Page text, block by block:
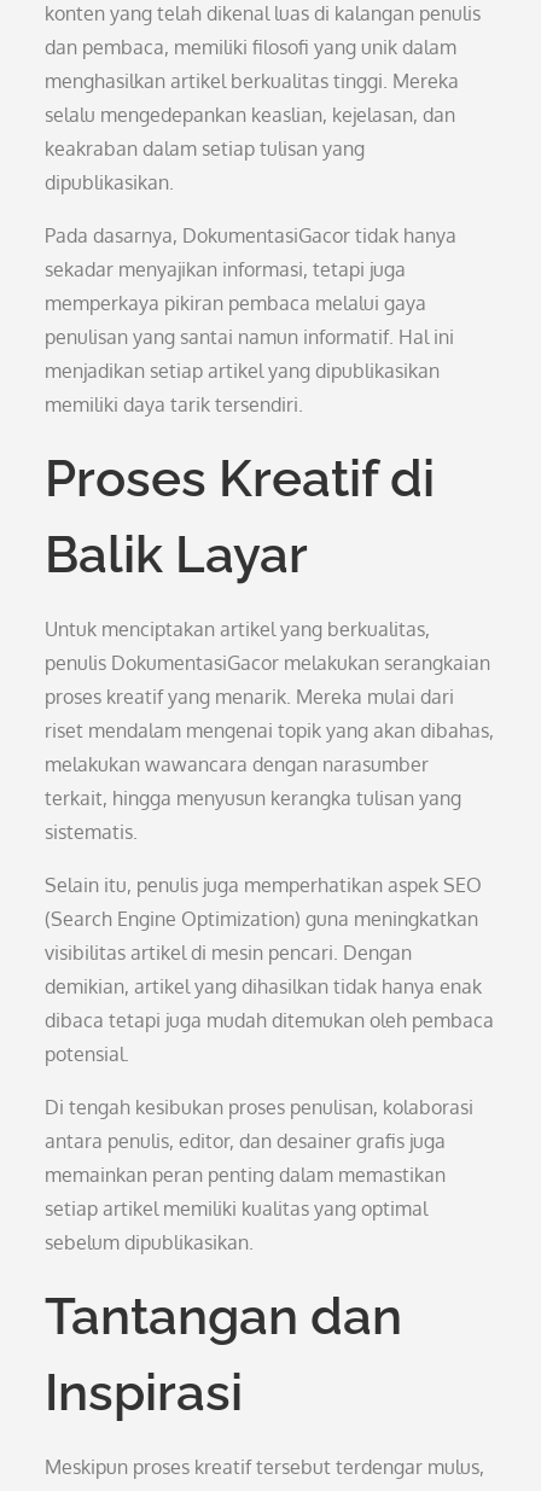
konten yang telah dikenal luas di kalangan penulis
dan pembaca, memiliki filosofi yang unik dalam
menghasilkan artikel berkualitas tinggi. Mereka
selalu mengedepankan keaslian, kejelasan, dan
keakraban dalam setiap tulisan yang
dipublikasikan.
Pada dasarnya, DokumentasiGacor tidak hanya
sekadar menyajikan informasi, tetapi juga
memperkaya pikiran pembaca melalui gaya
penulisan yang santai namun informatif. Hal ini
menjadikan setiap artikel yang dipublikasikan
memiliki daya tarik tersendiri.
Proses Kreatif di
Balik Layar
Untuk menciptakan artikel yang berkualitas,
penulis DokumentasiGacor melakukan serangkaian
proses kreatif yang menarik. Mereka mulai dari
riset mendalam mengenai topik yang akan dibahas,
melakukan wawancara dengan narasumber
terkait, hingga menyusun kerangka tulisan yang
sistematis.
Selain itu, penulis juga memperhatikan aspek SEO
(Search Engine Optimization) guna meningkatkan
visibilitas artikel di mesin pencari. Dengan
demikian, artikel yang dihasilkan tidak hanya enak
dibaca tetapi juga mudah ditemukan oleh pembaca
potensial.
Di tengah kesibukan proses penulisan, kolaborasi
antara penulis, editor, dan desainer grafis juga
memainkan peran penting dalam memastikan
setiap artikel memiliki kualitas yang optimal
sebelum dipublikasikan.
Tantangan dan
Inspirasi
Meskipun proses kreatif tersebut terdengar mulus,